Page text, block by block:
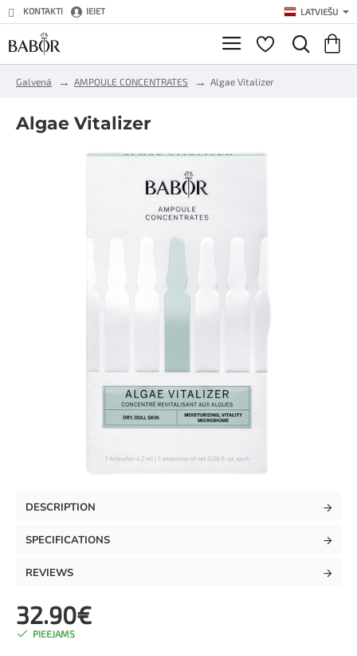
KONTAKTI IEIET LATVIEŠU
Galvenā
e
AMPOULE CONCENTRATES Algae Vitalizer
Algae Vitalizer
DESCRIPTION
SPECIFICATIONS
REVIEWS
32.90€
PIEEJAMS